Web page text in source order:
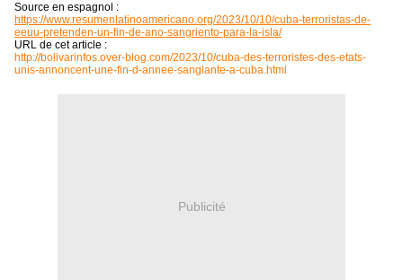
Source en espagnol :
https://www.resumenlatinoamericano.org/2023/10/10/cuba-terroristas-de-
eeuu-pretenden-un-fin-de-ano-sangriento-para-la-isla/
URL de cet article :
http://bolivarinfos.over-blog.com/2023/10/cuba-des-terroristes-des-etats-
unis-annoncent-une-fin-d-annee-sanglante-a-cuba.html
Publicité